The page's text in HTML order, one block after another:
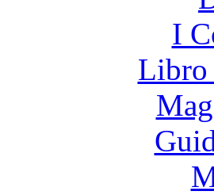
I
Libro